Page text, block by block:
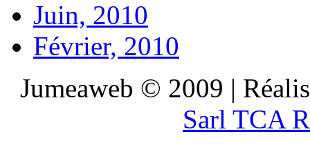
Juin, 2010
Février, 2010
Jumeaweb © 2009 |
Sarl TCA